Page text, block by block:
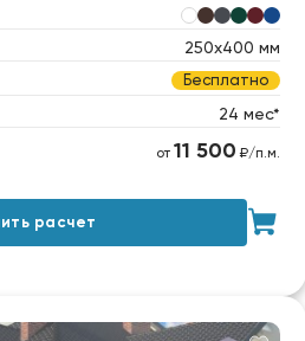
250х400 мм
Бесплатно
24 мес*
от 11 500 ₽/п.м.
расчет